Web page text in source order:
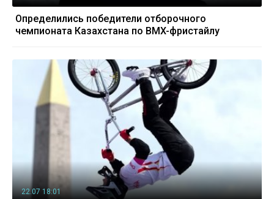
Определились победители отборочного
чемпионата Казахстана по BMX-фристайлу
22.07 18:01